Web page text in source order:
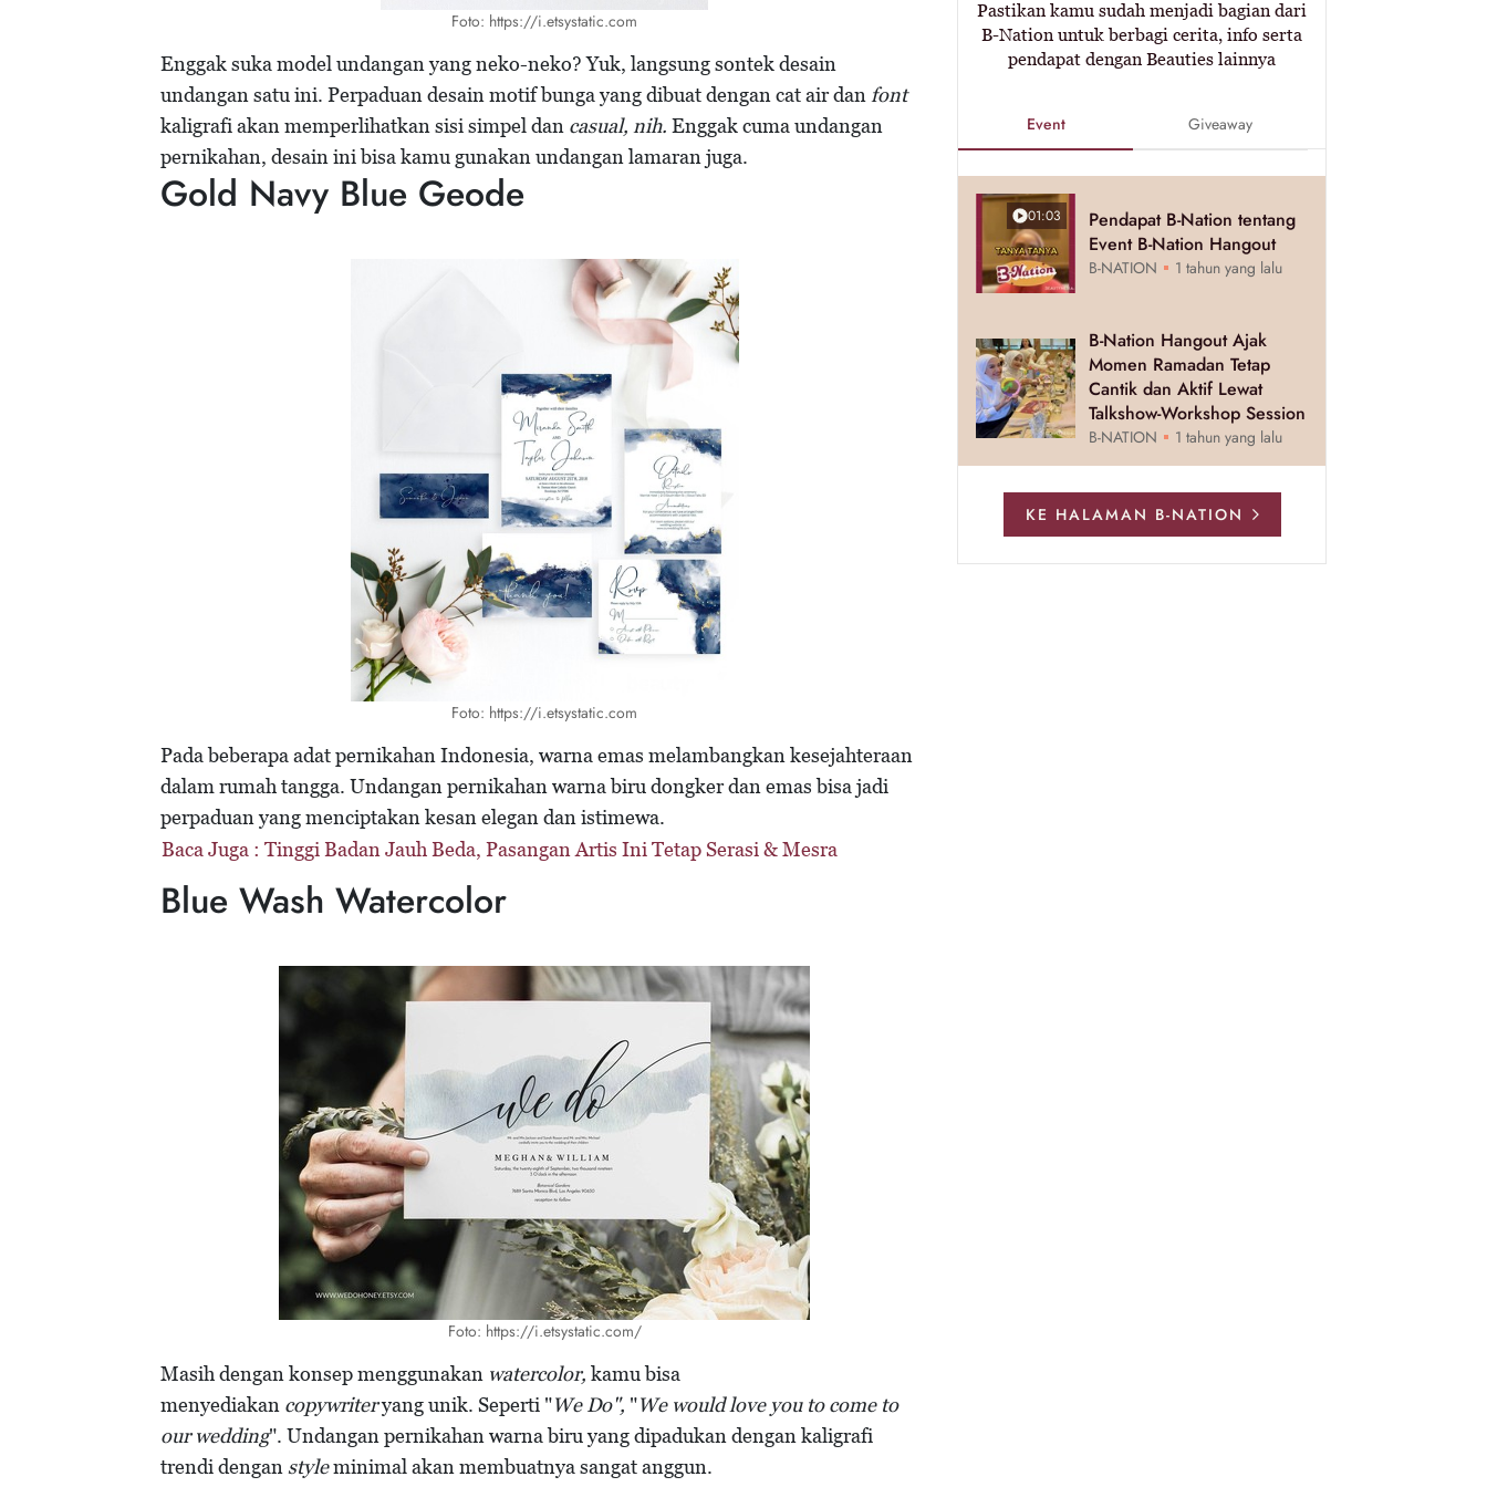
Foto: https://i.etsystatic.com
Enggak suka model undangan yang neko-neko? Yuk, langsung sontek desain
undangan satu ini. Perpaduan desain motif bunga yang dibuat dengan cat air danfont
kaligrafi akan memperlihatkan sisi simpel dan casual, nih. Enggak cuma undangan
pernikahan, desain ini bisa kamu gunakan undangan lamaran juga.
Gold Navy Blue Geode
Foto: https://i.etsystatic.com
Pada beberapa adat pernikahan Indonesia, warna emas melambangkan kesejahteraan
dalam rumah tangga. Undangan pernikahan warna biru dongker dan emas bisa jadi
perpaduan yang menciptakan kesan elegan dan istimewa.
Baca Juga : Tinggi Badan Jauh Beda, Pasangan Artis Ini Tetap Serasi & Mesra
Blue Wash Watercolor
Foto: https://i.etsystatic.com/
Masih dengan konsep menggunakan watercolor, kamu bisa
menyediakan copywriteryang unik. Seperti "We Do", "We would love you to come to
our wedding". Undangan pernikahan warna biru yang dipadukan dengan kaligrafi
trendi denganstyleminimal akan membuatnya sangat anggun.
Pastikan kamu sudah menjadi bagian dari
B-Nation untuk berbagi cerita, info serta
pendapat dengan Beauties lainnya
Event Giveaway
01:03
Pendapat B-Nation tentang
Event B-Nation Hangout
B-NATION 1 tahun yang lalu
B-Nation Hangout Ajak
Momen Ramadan Tetap
Cantik dan Aktif Lewat
Talkshow-Workshop Session
B-NATION 1 tahun yang lalu
KE HALAMAN B-NATION